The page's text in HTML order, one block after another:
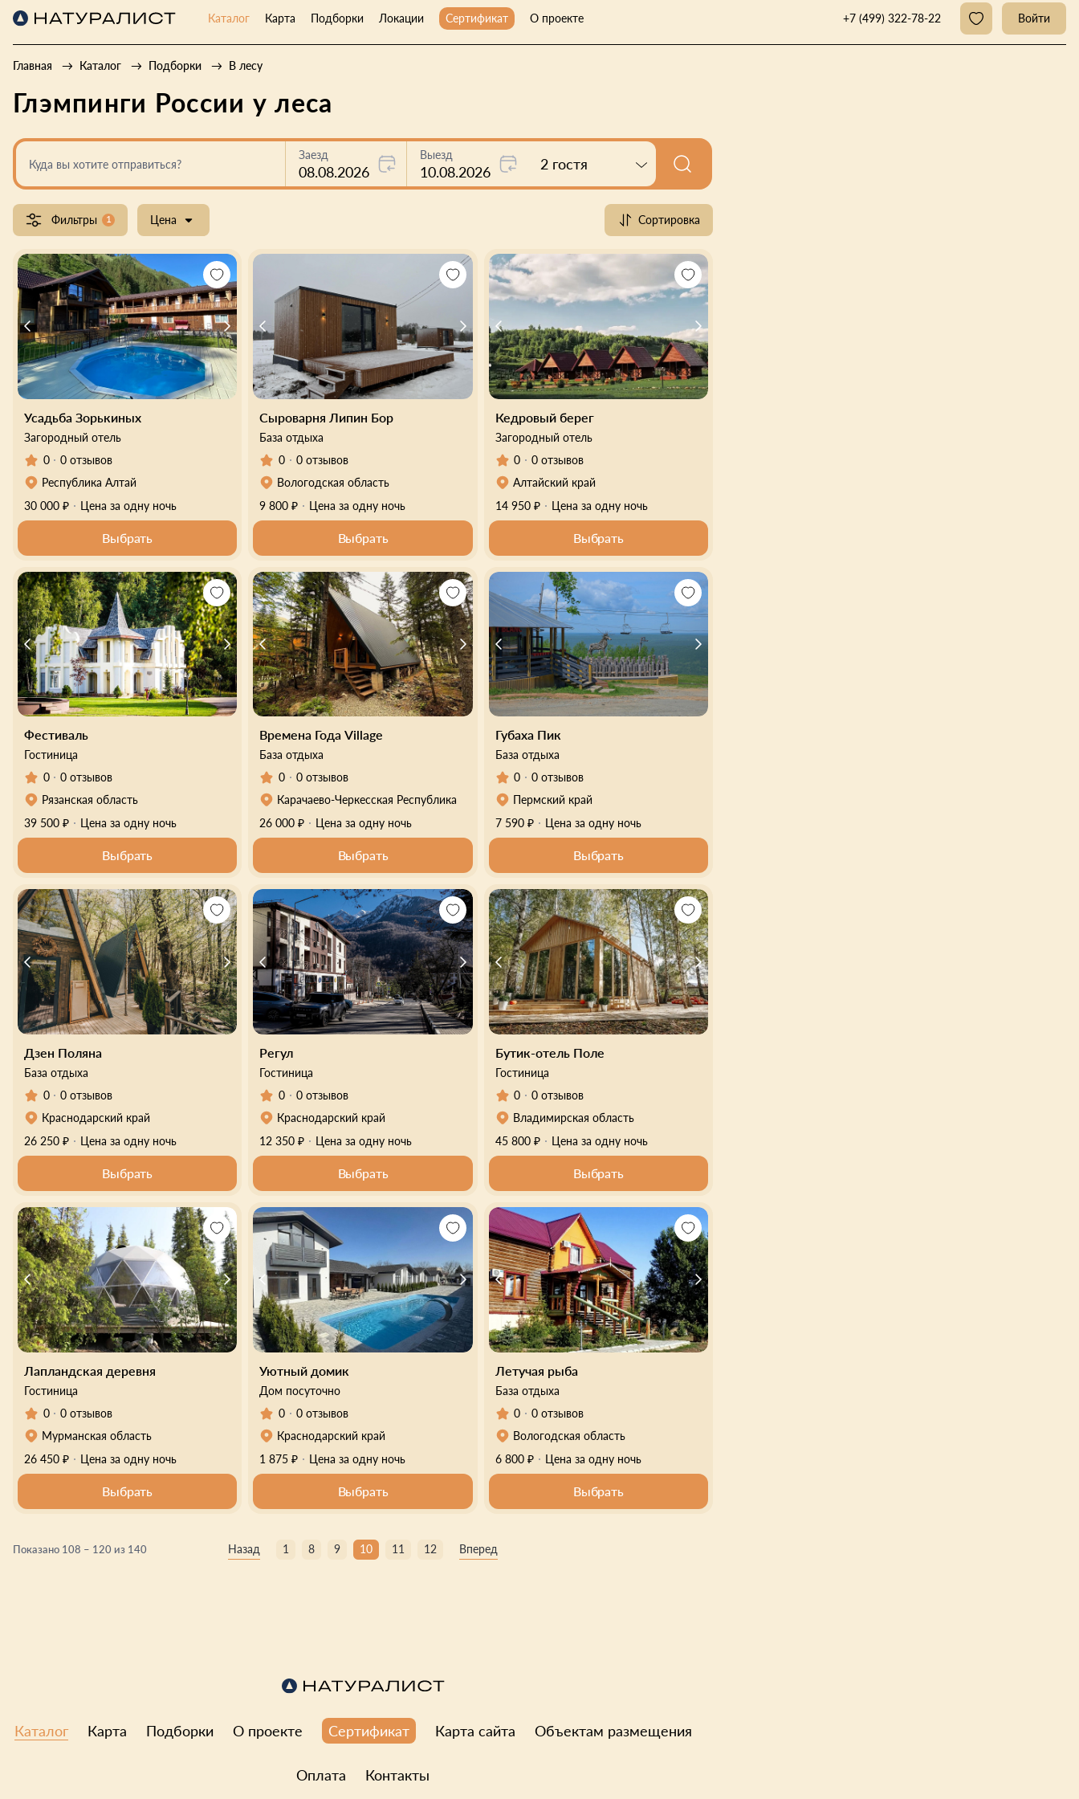
Каталог Карта Подборки Локации Сертификат О проекте +7 (499) 322-78-22 Войти
Главная Каталог Подборки В лесу
Глэмпинги России у леса
Куда вы хотите отправиться?
Заезд
08.08.2026
Выезд
10.08.2026 2 гостя
Фильтры 1 Цена Сортировка
Усадьба Зорькиных
Загородный отель
0
0 отзывов
Республика Алтай
30 000 ₽
Цена за одну ночь
Выбрать
Сыроварня Липин Бор
База отдыха
0
0 отзывов
Вологодская область
9 800 ₽
Цена за одну ночь
Выбрать
Кедровый берег
Загородный отель
0
0 отзывов
Алтайский край
14 950 ₽
Цена за одну ночь
Выбрать
Фестиваль
Гостиница
0
0 отзывов
Рязанская область
39 500 ₽
Цена за одну ночь
Выбрать
Времена Года Village
База отдыха
0
0 отзывов
Карачаево-Черкесская Республика
26 000 ₽
Цена за одну ночь
Выбрать
Губаха Пик
База отдыха
0
0 отзывов
Пермский край
7 590 ₽
Цена за одну ночь
Выбрать
Дзен Поляна
База отдыха
0
0 отзывов
Краснодарский край
26 250 ₽
Цена за одну ночь
Выбрать
Регул
Гостиница
0
0 отзывов
Краснодарский край
12 350 ₽
Цена за одну ночь
Выбрать
Бутик-отель Поле
Гостиница
0
0 отзывов
Владимирская область
45 800 ₽
Цена за одну ночь
Выбрать
Лапландская деревня
Гостиница
0
0 отзывов
Мурманская область
26 450 ₽
Цена за одну ночь
Выбрать
Уютный домик
Дом посуточно
0
0 отзывов
Краснодарский край
1 875 ₽
Цена за одну ночь
Выбрать
Летучая рыба
База отдыха
0
0 отзывов
Вологодская область
6 800 ₽
Цена за одну ночь
Выбрать
Показано 108 – 120 из 140 Назад 1 8 9 10 11 12 Вперед
Каталог Карта Подборки О проекте Сертификат Карта сайта Объектам размещения
Оплата Контакты